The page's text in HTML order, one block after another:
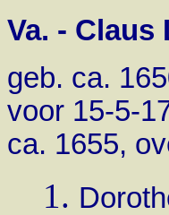
Va. - Claus
geb. ca.
voor 15-5-
ca. 1655,